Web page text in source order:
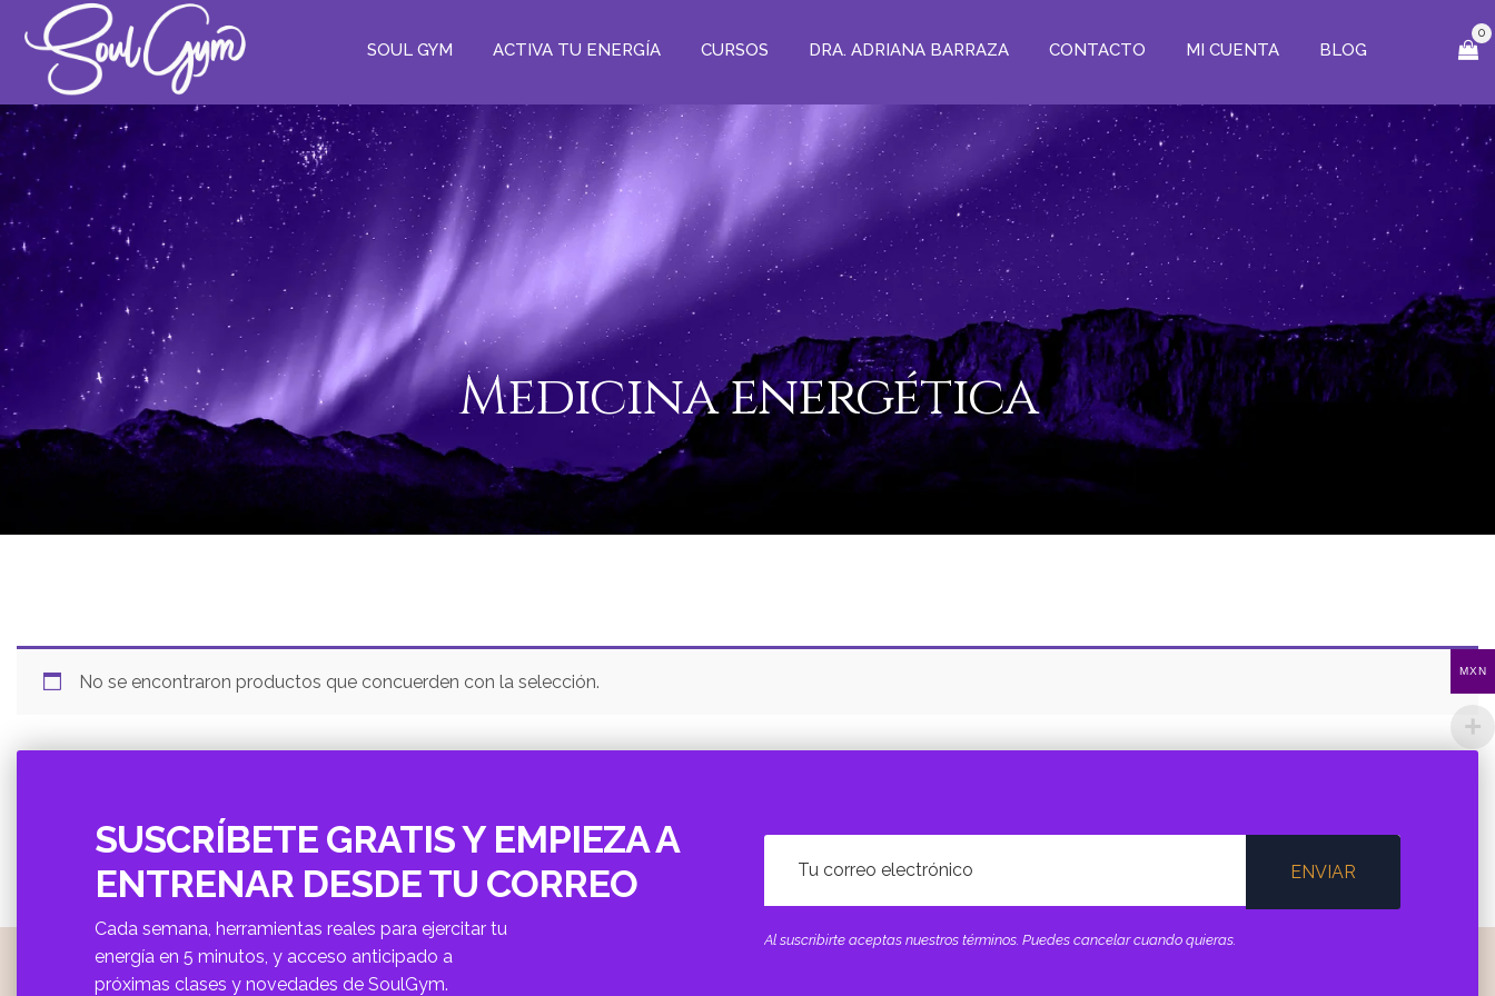
SOUL GYM ACTIVA TU ENERGÍA CURSOS DRA. ADRIANA BARRAZA CONTACTO MI CUENTA BLOG
0
Medicina energética
No se encontraron productos que concuerden con la selección.
SUSCRÍBETE GRATIS Y EMPIEZA A
ENTRENAR DESDE TU CORREO
Cada semana, herramientas reales para ejercitar tu
energí­a en 5 minutos, y acceso anticipado a
próximas clases y novedades de SoulGym.
ENVIAR
Al suscribirte aceptas nuestros términos. Puedes cancelar cuando quieras.
MXN